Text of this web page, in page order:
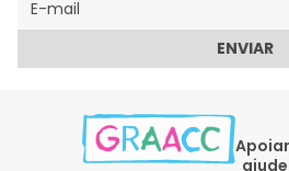
ENVIAR